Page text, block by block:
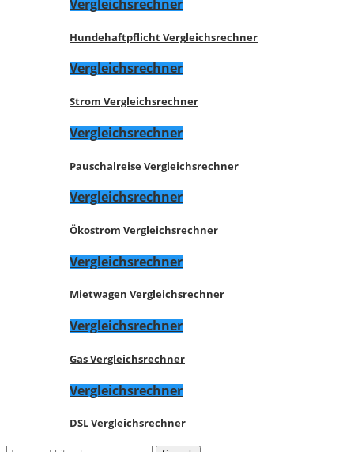
Vergleichsrechner
Hundehaftpflicht Vergleichsrechner
Vergleichsrechner
Strom Vergleichsrechner
Vergleichsrechner
Pauschalreise Vergleichsrechner
Vergleichsrechner
Ökostrom Vergleichsrechner
Vergleichsrechner
Mietwagen Vergleichsrechner
Vergleichsrechner
Gas Vergleichsrechner
Vergleichsrechner
DSL Vergleichsrechner